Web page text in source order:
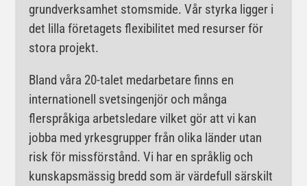
grundverksamhet stomsmide. Vår styrka ligger i
det lilla företagets flexibilitet med resurser för
stora projekt.
Bland våra 20-talet medarbetare finns en
internationell svetsingenjör och många
flerspråkiga arbetsledare vilket gör att vi kan
jobba med yrkesgrupper från olika länder utan
risk för missförstånd. Vi har en språklig och
kunskapsmässig bredd som är värdefull särskilt